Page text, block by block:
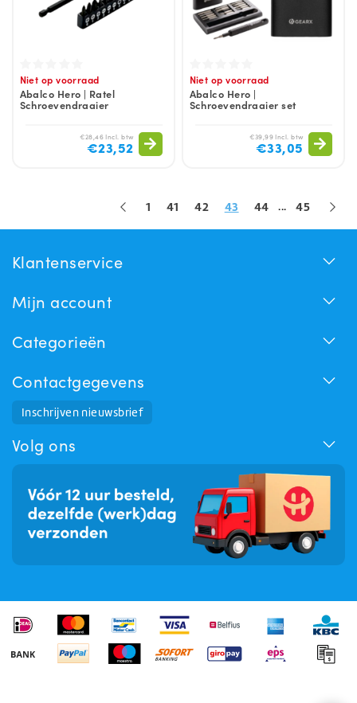
Niet op voorraad
Abalco Hero | Ratel
Schroevendraaier
€28,46 Incl. btw
€23,52
Niet op voorraad
Abalco Hero |
Schroevendraaier set
€39,99 Incl. btw
€33,05
1 41 42 43 44 ... 45
Klantenservice
Mijn account
Categorieën
Contactgegevens
Inschrijven nieuwsbrief
Volg ons